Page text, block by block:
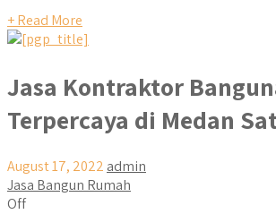
+ Read More
Jasa Kontraktor
Terpercaya di Medan
August 17, 2022 admin
Jasa Bangun Rumah
Off